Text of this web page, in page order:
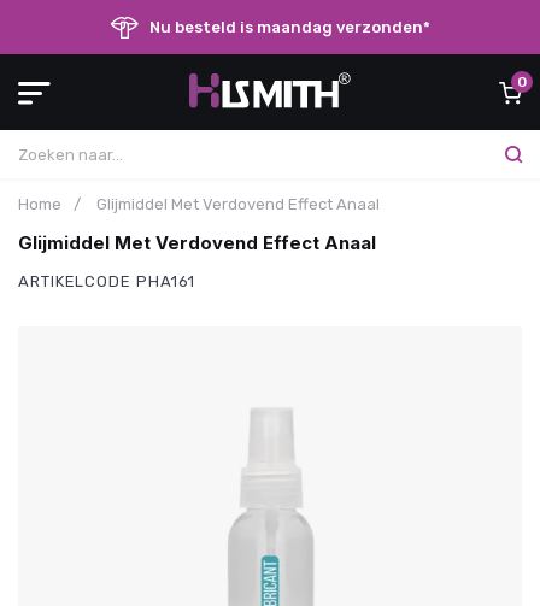
Nu besteld is maandag verzonden*
0
Home / Glijmiddel Met Verdovend Effect Anaal
Glijmiddel Met Verdovend Effect Anaal
ARTIKELCODE PHA161